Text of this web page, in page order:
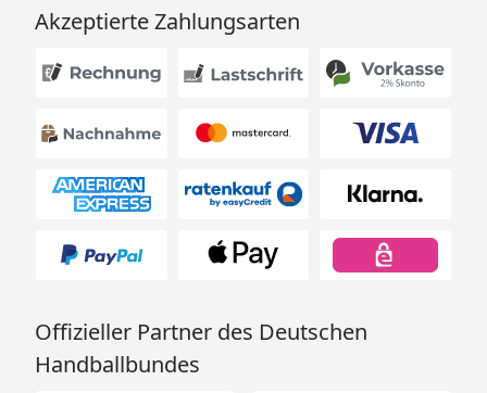
Akzeptierte Zahlungsarten
Offizieller Partner des Deutschen
Handballbundes